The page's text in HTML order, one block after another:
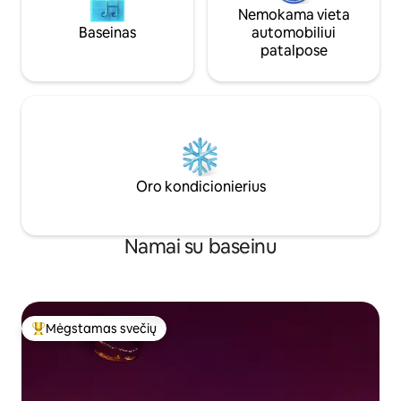
Baseinas
Nemokama vieta
automobiliui
patalpose
Oro kondicionierius
Namai su baseinu
Svečių mėgstamiausias
Mėgstamas svečių